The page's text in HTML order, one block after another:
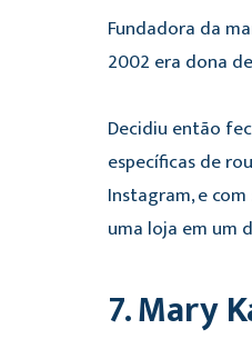
Fundadora da
2002 era dona
Decidiu então
específicas de
Instagram, e
uma loja em um
7. Mary